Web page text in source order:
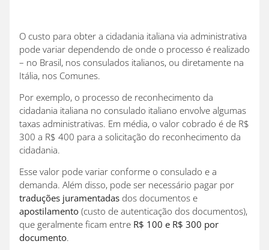
O custo para obter a cidadania italiana via administrativa
pode variar dependendo de onde o processo é realizado
– no Brasil, nos consulados italianos, ou diretamente na
Itália, nos Comunes.
Por exemplo, o processo de reconhecimento da
cidadania italiana no consulado italiano envolve algumas
taxas administrativas. Em média, o valor cobrado é de R$
300 a R$ 400 para a solicitação do reconhecimento da
cidadania.
Esse valor pode variar conforme o consulado e a
demanda. Além disso, pode ser necessário pagar por
traduções juramentadas dos documentos e
apostilamento (custo de autenticação dos documentos),
que geralmente ficam entre R$ 100 e R$ 300 por
documento.